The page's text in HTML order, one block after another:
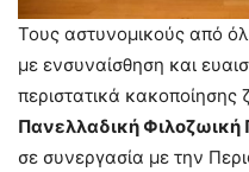
Τους αστυνομικούς από
με ενσυναίσθηση και
περιστατικά
Πανελλαδική Φιλοζωική
σε συνεργασία με την